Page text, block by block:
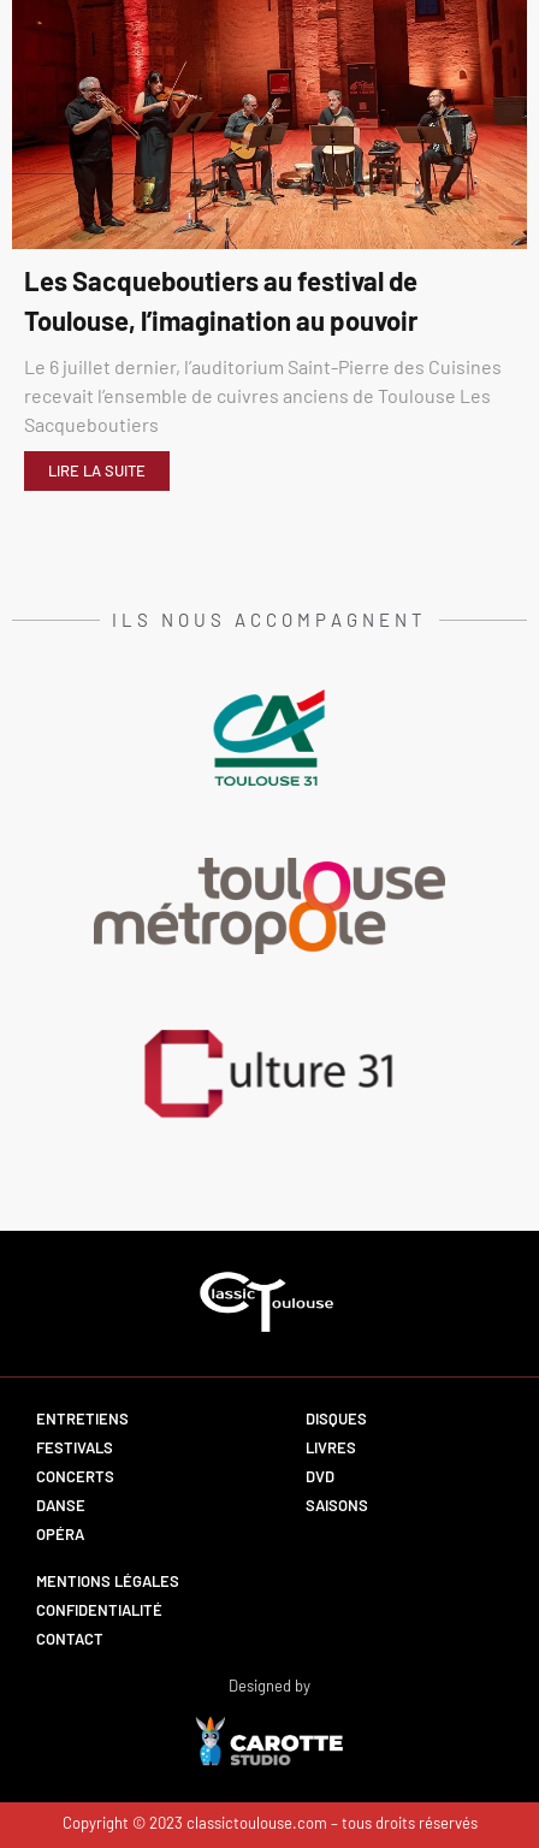
Les Sacqueboutiers au festival de
Toulouse, l’imagination au pouvoir
Le 6 juillet dernier, l’auditorium Saint-Pierre des Cuisines
recevait l’ensemble de cuivres anciens de Toulouse Les
Sacqueboutiers
LIRE LA SUITE
ILS NOUS ACCOMPAGNENT
ENTRETIENS
FESTIVALS
CONCERTS
DANSE
OPÉRA
DISQUES
LIVRES
DVD
SAISONS
MENTIONS LÉGALES
CONFIDENTIALITÉ
CONTACT
Designed by
Copyright © 2023 classictoulouse.com – tous droits réservés